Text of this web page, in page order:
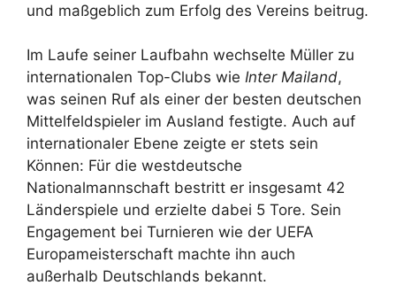
und maßgeblich zum Erfolg des Vereins beitrug.
Im Laufe seiner Laufbahn wechselte Müller zu
internationalen Top-Clubs wie Inter Mailand,
was seinen Ruf als einer der besten deutschen
Mittelfeldspieler im Ausland festigte. Auch auf
internationaler Ebene zeigte er stets sein
Können: Für die westdeutsche
Nationalmannschaft bestritt er insgesamt 42
Länderspiele und erzielte dabei 5 Tore. Sein
Engagement bei Turnieren wie der UEFA
Europameisterschaft machte ihn auch
außerhalb Deutschlands bekannt.